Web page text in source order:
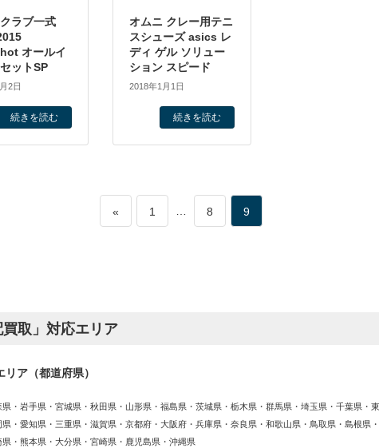
ラブ一式
オールイ
ットSP
2日
続きを読む
オムニ クレー用テニ
スシューズ asics レ
ディ ゲル ソリュー
ション スピード
2018年1月1日
続きを読む
« ペ1 ペ
8 ペ
9
買取」対応エリア
リア（都道府県）
・岩手県・宮城県・秋田県・山形県・福島県・茨城県・栃木県・群馬県・埼玉県・千葉県・
・愛知県・三重県・滋賀県・京都府・大阪府・兵庫県・奈良県・和歌山県・鳥取県・島根県
県・熊本県・大分県・宮崎県・鹿児島県・沖縄県